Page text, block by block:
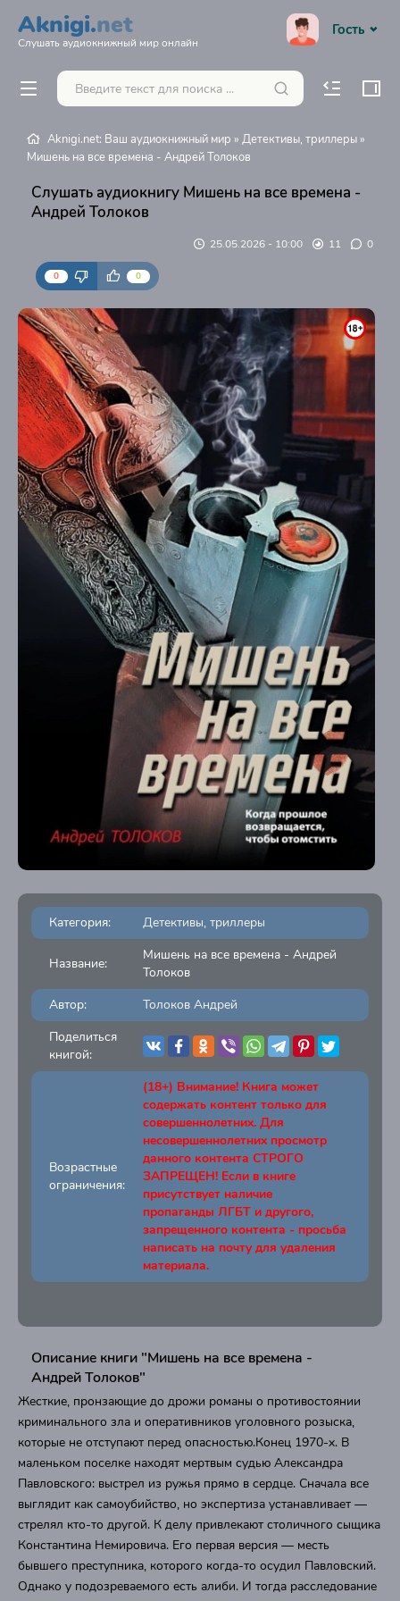
Aknigi.net
Слушать аудиокнижный мир онлайн
Гость
Aknigi.net: Ваш аудиокнижный мир » Детективы, триллеры »
Мишень на все времена - Андрей Толоков
Слушать аудиокнигу Мишень на все времена -
Андрей Толоков
25.05.2026 - 10:00 11 0
0 0
Категория: Детективы, триллеры
Название:
Мишень на все времена - Андрей
Толоков
Автор:
Толоков Андрей
Поделиться
книгой:
Возрастные
ограничения:
(18+) Внимание! Книга может
содержать контент только для
совершеннолетних. Для
несовершеннолетних просмотр
данного контента СТРОГО
ЗАПРЕЩЕН! Если в книге
присутствует наличие
пропаганды ЛГБТ и другого,
запрещенного контента - просьба
написать на почту для удаления
материала.
Описание книги "Мишень на все времена -
Андрей Толоков"
Жесткие, пронзающие до дрожи романы о противостоянии
криминального зла и оперативников уголовного розыска,
которые не отступают перед опасностью.Конец 1970-х. В
маленьком поселке находят мертвым судью Александра
Павловского: выстрел из ружья прямо в сердце. Сначала все
выглядит как самоубийство, но экспертиза устанавливает —
стрелял кто-то другой. К делу привлекают столичного сыщика
Константина Немировича. Его первая версия — месть
бывшего преступника, которого когда-то осудил Павловский.
Однако у подозреваемого есть алиби. И тогда расследование